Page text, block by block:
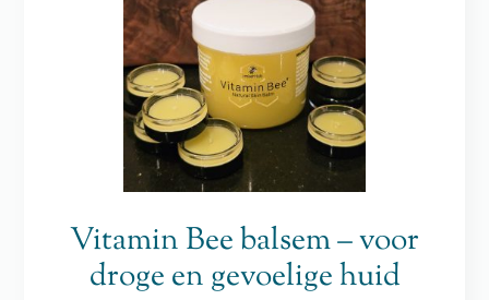
Vitamin Bee balsem – voor
droge en gevoelige huid